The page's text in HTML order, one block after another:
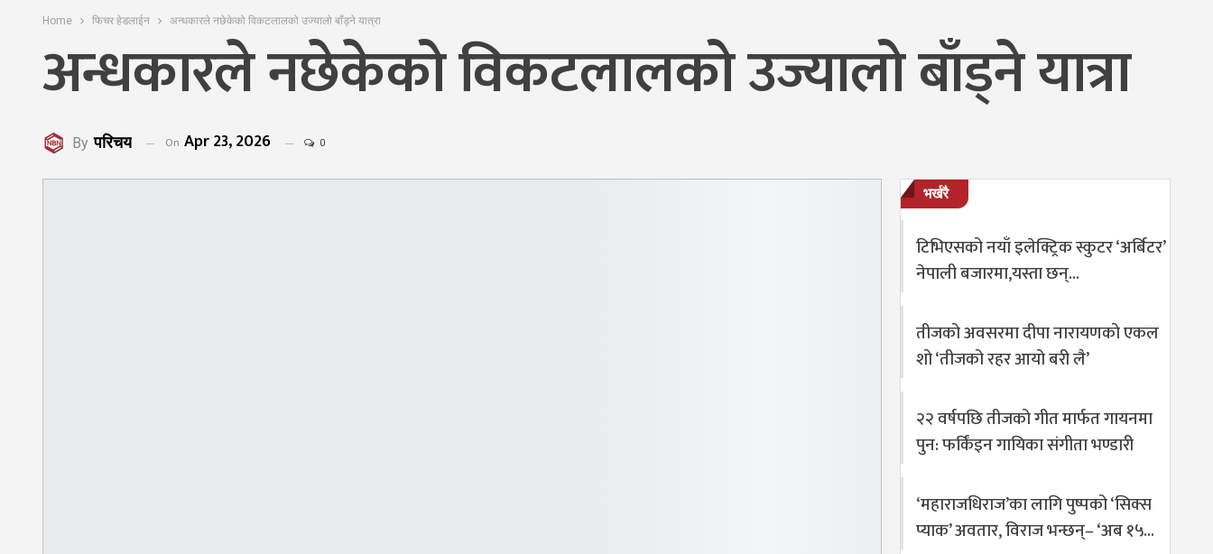
Home फिचर हेडलाईन अन्धकारले नछेकेको विकटलालको उज्यालो बाँड्ने यात्रा
अन्धकारले नछेकेको विकटलालको उज्यालो बाँड्ने यात्रा
By परिचय On Apr 23, 2026 0
भर्खरै
टिभिएसको नयाँ इलेक्ट्रिक स्कुटर ‘अर्बिटर’
नेपाली बजारमा,यस्ता छन्…
तीजको अवसरमा दीपा नारायणको एकल
शो ‘तीजको रहर आयो बरी लै’
२२ वर्षपछि तीजको गीत मार्फत गायनमा
पुन: फर्किंइन गायिका संगीता भण्डारी
‘महाराजधिराज’का लागि पुष्पको ‘सिक्स
प्याक’ अवतार, विराज भन्छन्– ‘अब १५…